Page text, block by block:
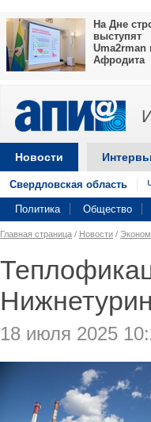
На Дне
выступят
Uma2rman
Афродита
Новости
Свердловская область
Политика Общество
Главная страница / Новости /
18 июля 2025